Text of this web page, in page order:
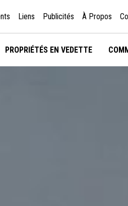
Liens Publicités À Propos
PROPRIÉTÉS EN VEDETTE